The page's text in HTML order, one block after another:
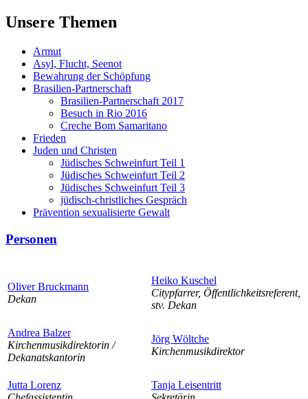
Unsere Themen
Armut
Asyl, Flucht, Seenot
Bewahrung der Schöpfung
Brasilien-Partnerschaft
Brasilien-Partnerschaft 2017
Besuch in Rio 2016
Creche Bom Samaritano
Frieden
Juden und Christen
Jüdisches Schweinfurt Teil 1
Jüdisches Schweinfurt Teil 2
Jüdisches Schweinfurt Teil 3
jüdisch-christliches Gespräch
Prävention sexualisierte Gewalt
Personen
Oliver Bruckmann
Dekan
Heiko Kuschel
Citypfarrer, Öffentlichkeitsreferent,
stv. Dekan
Andrea Balzer
Kirchenmusikdirektorin /
Dekanatskantorin
Jörg Wöltche
Kirchenmusikdirektor
Jutta Lorenz
Tanja Leisentritt